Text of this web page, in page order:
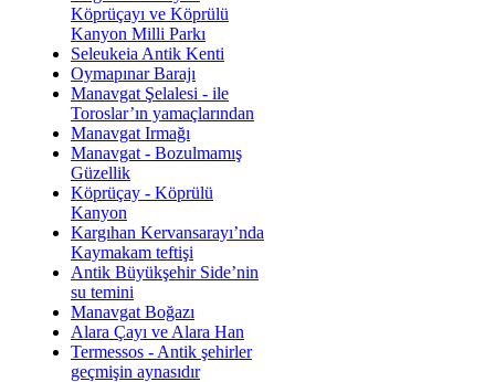
Köprüçayı ve Köprülü
Kanyon Milli Parkı
Seleukeia Antik Kenti
Oymapınar Barajı
Manavgat Şelalesi - ile
Toroslar’ın yamaçlarından
Manavgat Irmağı
Manavgat - Bozulmamış
Güzellik
Köprüçay - Köprülü
Kanyon
Kargıhan Kervansarayı’nda
Kaymakam teftişi
Antik Büyükşehir Side’nin
su temini
Manavgat Boğazı
Alara Çayı ve Alara Han
Termessos - Antik şehirler
geçmişin aynasıdır